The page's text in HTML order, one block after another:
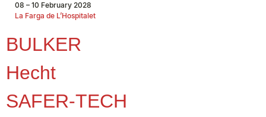
08 – 10 February 2028
La Farga de L’Hospitalet
BULKER
Hecht
SAFER-TECH